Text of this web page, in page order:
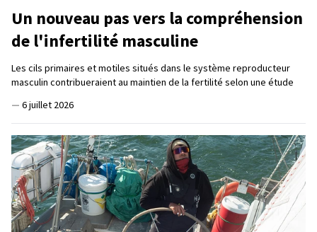
Un nouveau pas vers la compréhension
de l'infertilité masculine
Les cils primaires et motiles situés dans le système reproducteur
masculin contribueraient au maintien de la fertilité selon une étude
— 6 juillet 2026